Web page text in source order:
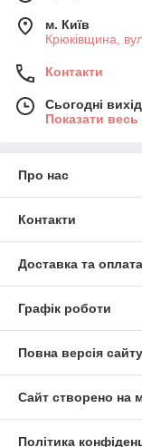
м. Київ
Крюківщина,
Контакти
Сьогодні
Показати
Про нас
Контакти
Доставка та оплата
Графік роботи
Повна версія сайту
Сайт створено на
Політика